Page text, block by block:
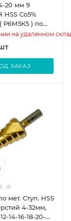
20 мм 9
HSS Co5%
Р6М5К5 ) по
на удаленном
ЗАКАЗ
мет. Ступ. HSS
4-32мм,
14-16-18-20-